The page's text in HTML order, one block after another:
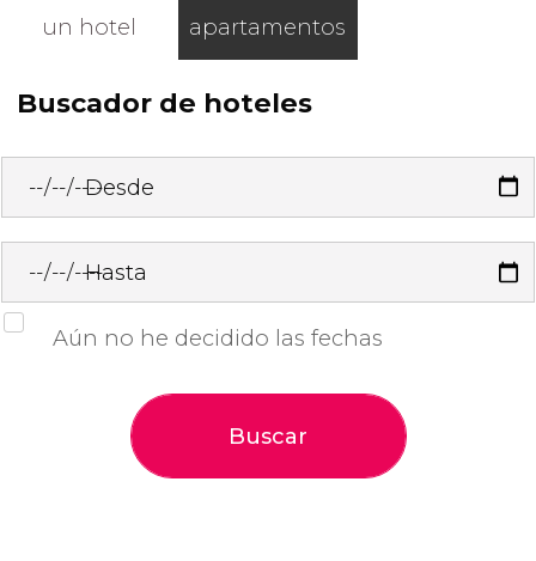
un hotel apartamentos
Buscador de hoteles
Desde
Hasta
Aún no he decidido las fechas
Buscar